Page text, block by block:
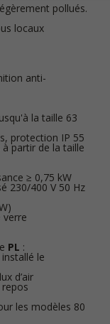
pollués.
locaux
anti-
la taille 63
protection IP 55
partir de la taille
≥ 0,75 kW
230/400 V 50 Hz
verre
PL :
le
d’air
les modèles 80